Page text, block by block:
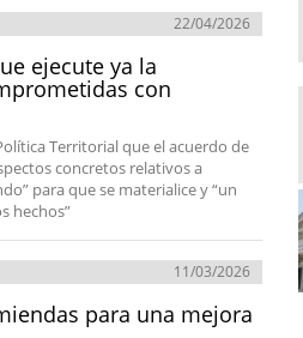
22/04/2026
ejecute ya la
con
Territorial que el acuerdo de
concretos relativos a
para que se materialice y “un
hechos”
11/03/2026
para una mejora